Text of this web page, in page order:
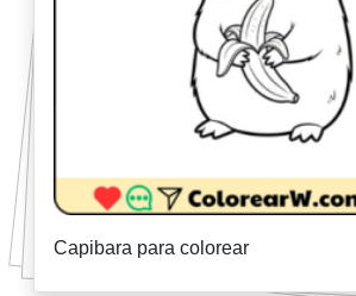
Capibara para colorear